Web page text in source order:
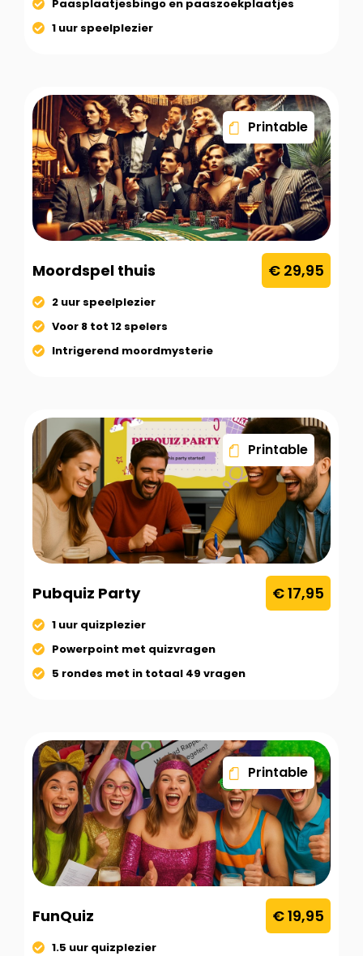
Paasplaatjesbingo en paaszoekplaatjes
1 uur speelplezier
Printable
Moordspel thuis € 29,95
2 uur speelplezier
Voor 8 tot 12 spelers
Intrigerend moordmysterie
Printable
Pubquiz Party € 17,95
1 uur quizplezier
Powerpoint met quizvragen
5 rondes met in totaal 49 vragen
Printable
FunQuiz € 19,95
1.5 uur quizplezier